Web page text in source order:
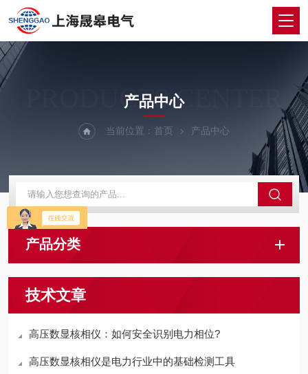
PRODUCTS CENTER
产品中心
当前位置： 首页 产品中心
产品分类
技术文章
高压数显核相仪：如何安全识别电力相位?
高压数显核相仪是电力行业中的基础检测工具